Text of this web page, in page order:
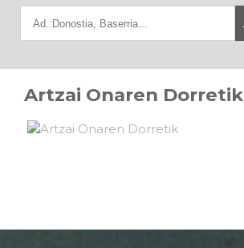
Artzai Onaren Dorretik